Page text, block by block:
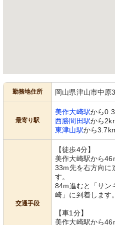
勤務地住所 岡山県津山市中原
最寄り駅
美作大崎駅から
西勝間田駅から
東津山駅から
交通手段
【徒歩4分】
美作大崎駅から
33m先を右方向に
す。
84m進むと「サン
崎」に到着します。
【車1分】
美作大崎駅から